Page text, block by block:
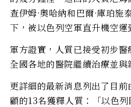
查伊姆·奧哈納和巴爾·庫珀施
下，被以色列空軍直升機空運
軍方證實，人質已接受初步
全國各地的醫院繼續治療並與
更詳細的最新消息列出了目
顧的13名獲釋人質：「以色